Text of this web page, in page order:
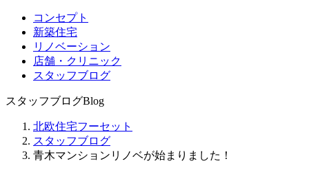
コンセプト
新築住宅
リノベーション
店舗 ・クリニック
スタッフブログ
スタッフブログBlog
北欧住宅フーセット
スタッフブログ
青木マンションリノベが始まりました！